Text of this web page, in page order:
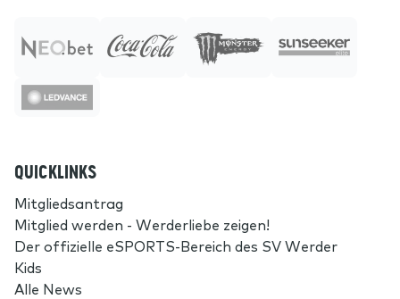
QUICKLINKS
Mitgliedsantrag
Mitglied werden - Werderliebe zeigen!
Der offizielle eSPORTS-Bereich des SV Werder
Kids
Alle News